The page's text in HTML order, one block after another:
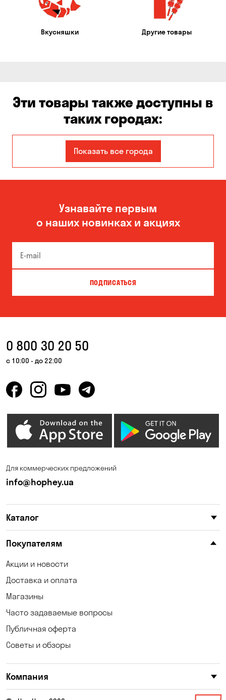
Вкусняшки Другие товары
Эти товары также доступны в
таких городах:
Авангард
Бабурка Балабино
Бережинка Борисполь
Бровары
Вита-Почтовая Вишневое
Горишние Плавни
Елизаветовка Зазимье
Калиновка
Клинцы
Корсунцы
Коцюбинское
Кривой Рог
Кропивницкий
Показать все города
Узнавайте первым
о наших новинках и акциях
ПОДПИСАТЬСЯ
0 800 30 20 50
с 10:00 - до 22:00
Для коммерческих предложений
info@hophey.ua
Каталог
Покупателям
Акции и новости
Доставка и оплата
Магазины
Часто задаваемые вопросы
Публичная оферта
Советы и обзоры
Компания